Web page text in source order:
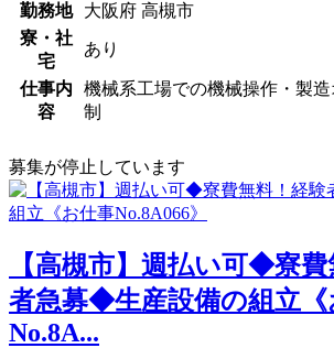
勤務地
大阪府 高槻市
寮・社
宅
あり
仕事内
容
機械系工場での機械操作・製
制
募集が停止しています
【高槻市】週払い可◆寮
者急募◆生産設備の組立《
No.8A...